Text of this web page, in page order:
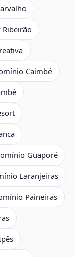
Ribeirão
Caimbé
Guaporé
Laranjeiras
Paineiras